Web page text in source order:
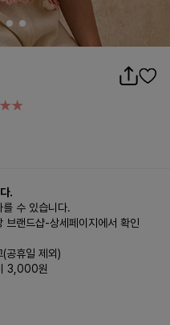
.
를 수 있습니다.
브랜드샵-상세페이지에서 확인
공휴일 제외)
3,000원